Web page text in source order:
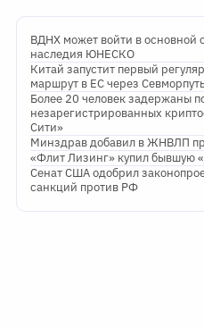
ВДНХ может войти в основной
наследия ЮНЕСКО
Китай запустит первый
маршрут в ЕС через
Более 20 человек задержаны
незарегистрированных
Сити»
Минздрав добавил в ЖНВЛП
«Флит Лизинг» купил бывшую
Сенат США одобрил
санкций против РФ